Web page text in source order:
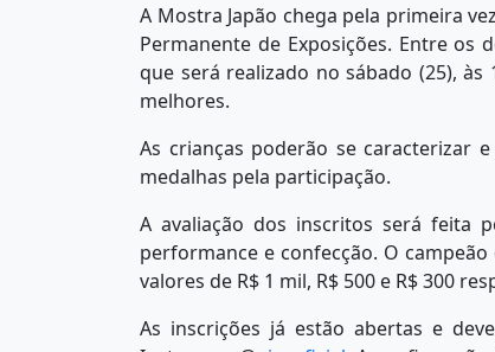
A Mostra Japão chega pela primeira
Permanente de Exposições. Entre os
que será realizado no sábado (25),
melhores.
As crianças poderão se caracterizar
medalhas pela participação.
A avaliação dos inscritos será feita
performance e confecção. O
valores de R$ 1 mil, R$ 500 e R$ 300
As inscrições já estão abertas e